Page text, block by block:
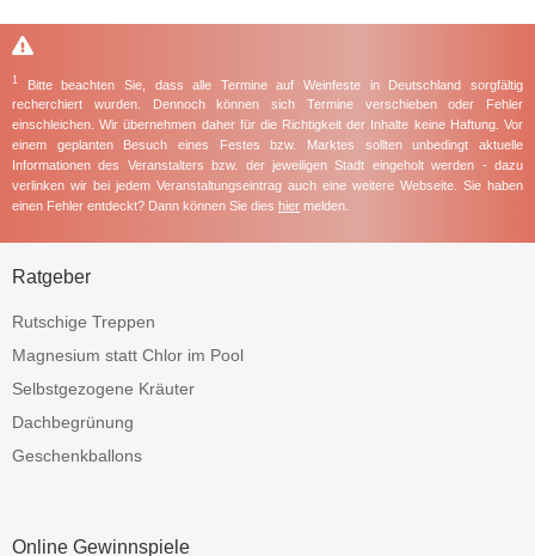
1
Bitte beachten Sie, dass alle Termine auf Weinfeste in Deutschland sorgfältig
recherchiert wurden. Dennoch können sich Termine verschieben oder Fehler
einschleichen. Wir übernehmen daher für die Richtigkeit der Inhalte keine Haftung. Vor
einem geplanten Besuch eines Festes bzw. Marktes sollten unbedingt aktuelle
Informationen des Veranstalters bzw. der jeweiligen Stadt eingeholt werden - dazu
verlinken wir bei jedem Veranstaltungseintrag auch eine weitere Webseite. Sie haben
einen Fehler entdeckt? Dann können Sie dies hier melden.
Ratgeber
Rutschige Treppen
Magnesium statt Chlor im Pool
Selbstgezogene Kräuter
Dachbegrünung
Geschenkballons
Online Gewinnspiele